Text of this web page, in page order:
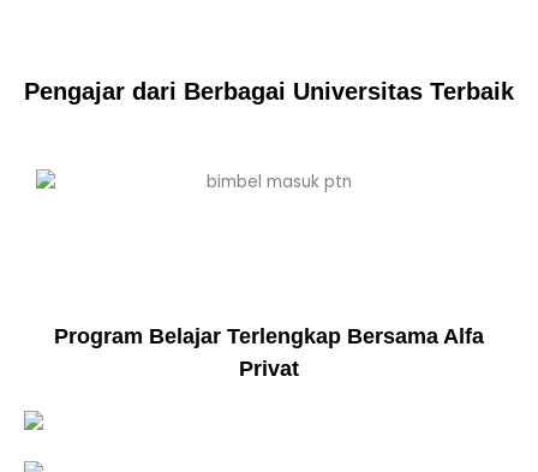
Pengajar dari Berbagai Universitas Terbaik
Program Belajar Terlengkap Bersama Alfa
Privat